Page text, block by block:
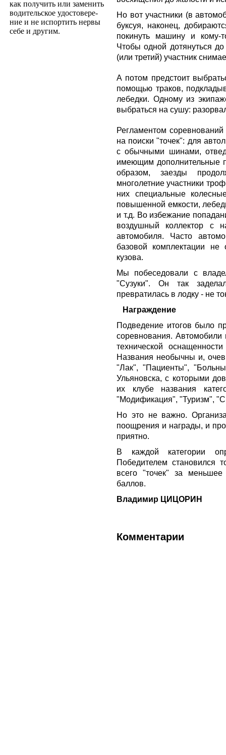
как получить или заменить
водительское удостовере­
ние и не испортить нервы
себе и другим.
Но вот участники (в
буксуя, наконец,
покинуть машину и кому-
Чтобы одной дотянуться
(или третий) участник
А потом предстоит
помощью траков,
лебедки. Одному из
выбраться на сушу:
Регламентом
на поиски "точек": для
с обычными шинами,
имеющим дополнительные
образом, заезды
многолетние участники
них специальные
повышенной емкости,
и т.д. Во избежание
воздушный коллектор с
автомобиля. Часто
базовой комплектации не
кузова.
Мы побеседовали с
"Сузуки". Он так
превратилась в лодку - не
Награждение
Подведение итогов было
соревнования. Автомобили
технической
Названия необычны и,
"Лак", "Пациенты",
Ульяновска, с которыми
их клубе названия
"Модификация", "Туризм",
Но это не важно.
поощрения и награды, и
приятно.
В каждой категории
Победителем становился
всего "точек" за
баллов.
Владимир ЦИЦОРИН
Комментарии